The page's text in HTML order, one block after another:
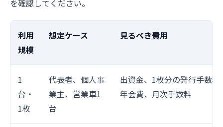
を確認してください。
利用
規模
想定ケース 見るべき費用
1
台・
1枚
代表者、個人事
業主、営業車1
台
出資金、1枚分の発行手数料
年会費、月次手数料